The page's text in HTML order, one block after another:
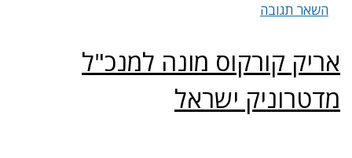
השאר תגובה
אריק קורקוס מונה למנכ"ל
מדטרוניק ישראל